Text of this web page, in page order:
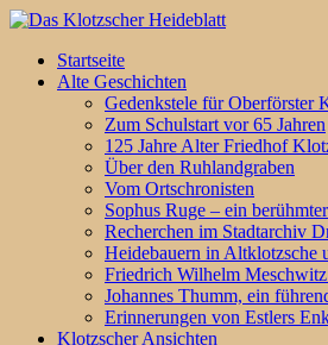
Startseite
Alte Geschichten
Gedenkstele für Oberförster
Zum Schulstart vor 65 Jahren
125 Jahre Alter Friedhof
Über den Ruhlandgraben
Vom Ortschronisten
Sophus Ruge – ein
Recherchen im Stadtarchiv
Heidebauern in Altklotzsche
Friedrich Wilhelm
Johannes Thumm, ein
Erinnerungen von Estlers
Klotzscher Ansichten